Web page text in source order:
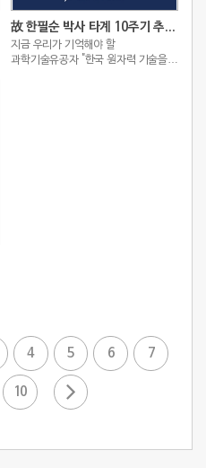
故 한필순 박사 타계 10주기 추모 스토리
지금 우리가 기억해야 할
과학기술유공자 "한국 원자력 기술을
4 5 6 7
10